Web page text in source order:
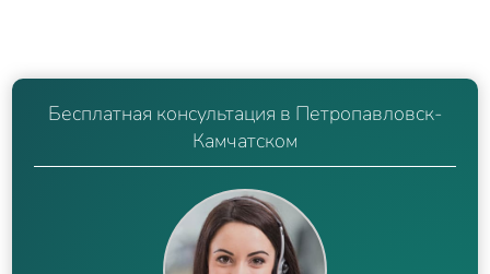
Бесплатная консультация в Петропавловск-
Камчатском